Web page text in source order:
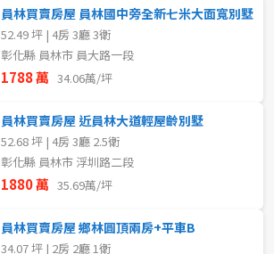
員林買賣房屋 員林國中旁全新七米大面寬別墅
52.49 坪 | 4房 3廳 3衛
彰化縣 員林市 員大路一段
1788 萬 34.06萬/坪
員林買賣房屋 近員林大道輕屋齡別墅
52.68 坪 | 4房 3廳 2.5衛
彰化縣 員林市 浮圳路二段
1880 萬 35.69萬/坪
員林買賣房屋 鄉林圓頂兩房+平車B
34.07 坪 | 2房 2廳 1衛